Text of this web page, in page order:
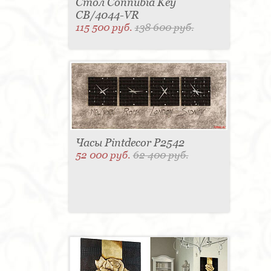
CB/4044-VR
115 500 руб.138 600 руб.
Часы Pintdecor P2542
52 000 руб.62 400 руб.